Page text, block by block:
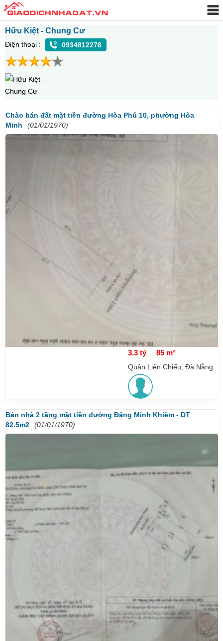
Hữu Kiệt - Chung Cư
Điện thoại : 0934812278
Chào bán đất mặt tiền đường Hòa Phú 10, phường Hòa
Minh
(01/01/1970)
3.3 tỷ 85 m²
Quận Liên Chiểu, Đà Nẵng
Bán nhà 2 tầng mặt tiền đường Đặng Minh Khiêm - DT
82.5m2
(01/01/1970)